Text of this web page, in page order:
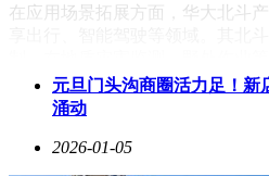
在应用场景拓展方面，华大北斗
体覆盖互联网企业、通信设备商
及供应商，2024年对前五大客户
行业格局方面，全球GNSS芯片市
元旦门头沟商圈活力足！新
涌动
2026-01-05